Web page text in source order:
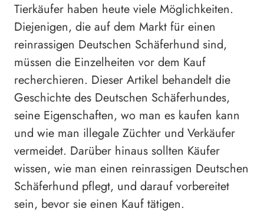
Tierkäufer haben heute viele Möglichkeiten.
Diejenigen, die auf dem Markt für einen
reinrassigen Deutschen Schäferhund sind,
müssen die Einzelheiten vor dem Kauf
recherchieren. Dieser Artikel behandelt die
Geschichte des Deutschen Schäferhundes,
seine Eigenschaften, wo man es kaufen kann
und wie man illegale Züchter und Verkäufer
vermeidet. Darüber hinaus sollten Käufer
wissen, wie man einen reinrassigen Deutschen
Schäferhund pflegt, und darauf vorbereitet
sein, bevor sie einen Kauf tätigen.